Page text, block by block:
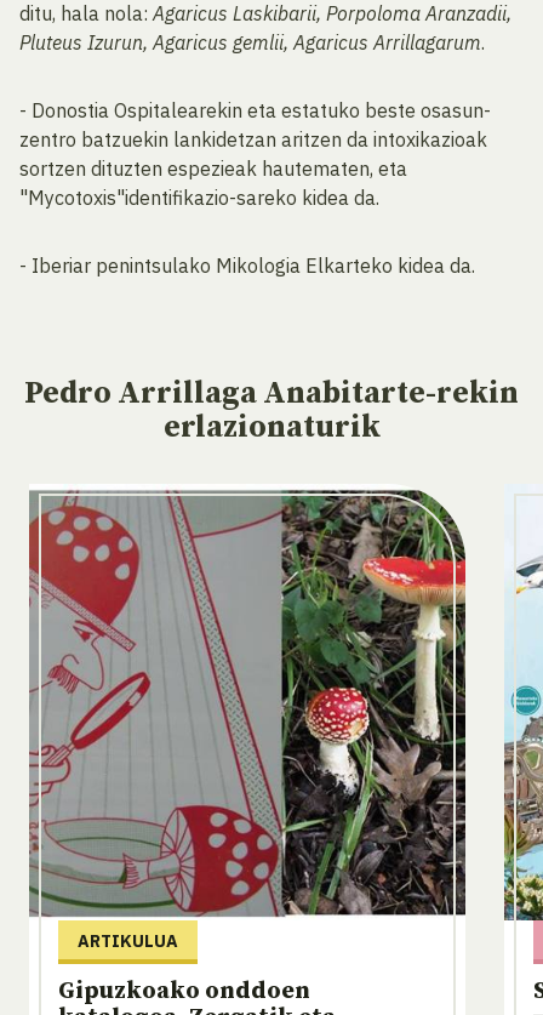
ditu, hala nola: Agaricus Laskibarii, Porpoloma Aranzadii,
Pluteus Izurun, Agaricus gemlii, Agaricus Arrillagarum.
- Donostia Ospitalearekin eta estatuko beste osasun-
zentro batzuekin lankidetzan aritzen da intoxikazioak
sortzen dituzten espezieak hautematen, eta
"Mycotoxis"identifikazio-sareko kidea da.
- Iberiar penintsulako Mikologia Elkarteko kidea da.
Pedro Arrillaga Anabitarte-rekin
erlazionaturik
ARTIKULUA
Gipuzkoako onddoen